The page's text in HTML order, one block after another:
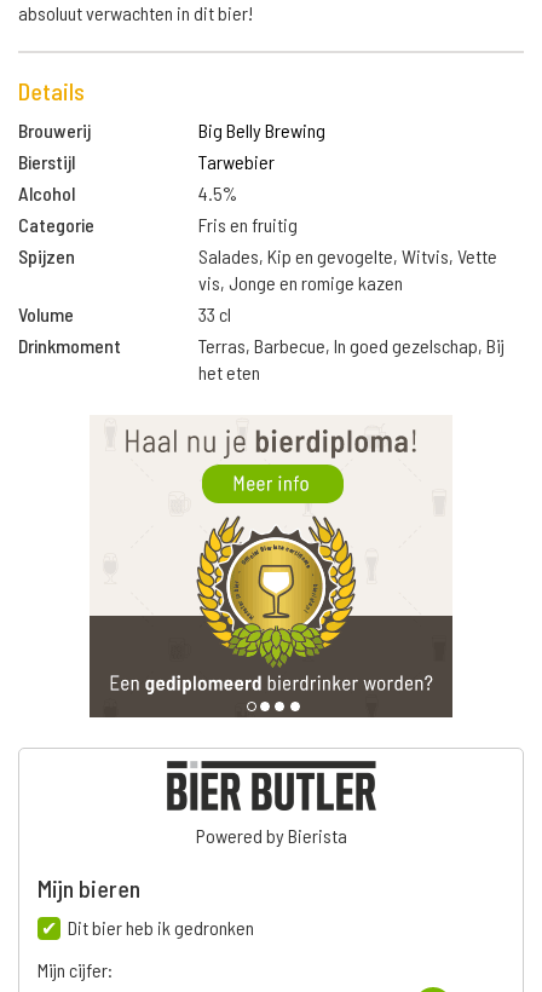
absoluut verwachten in dit bier!
Details
Brouwerij
Big Belly Brewing
Bierstijl
Tarwebier
Alcohol
4.5%
Categorie
Fris en fruitig
Spijzen
Salades, Kip en gevogelte, Witvis, Vette
vis, Jonge en romige kazen
Volume
33 cl
Drinkmoment
Terras, Barbecue, In goed gezelschap, Bij
het eten
Powered by Bierista
Mijn bieren
Dit bier heb ik gedronken
Mijn cijfer: